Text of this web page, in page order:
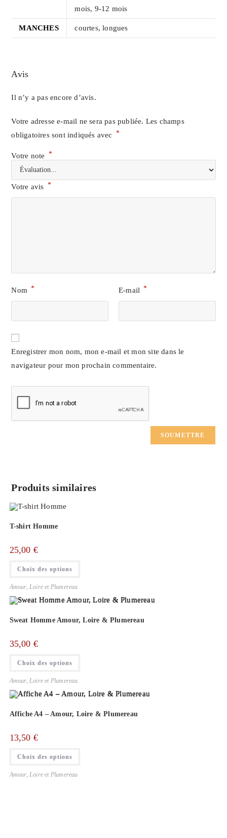
mois, 9-12 mois
MANCHES courtes, longues
Avis
Il n’y a pas encore d’avis.
Votre adresse e-mail ne sera pas publiée. Les champs
obligatoires sont indiqués avec *
Votre note *
Votre avis *
Nom * E-mail *
Enregistrer mon nom, mon e-mail et mon site dans le
navigateur pour mon prochain commentaire.
Produits similaires
T-shirt Homme
25,00 €
Choix des options
Ce
a
Les
options
être
du
Amour, Loire et Plumereau
Sweat Homme Amour, Loire & Plumereau
35,00 €
Choix des options
Ce
a
Les
options
être
du
Amour, Loire et Plumereau
Affiche A4 – Amour, Loire & Plumereau
13,50 €
Choix des options
Ce
a
Amour, Loire et Plumereau